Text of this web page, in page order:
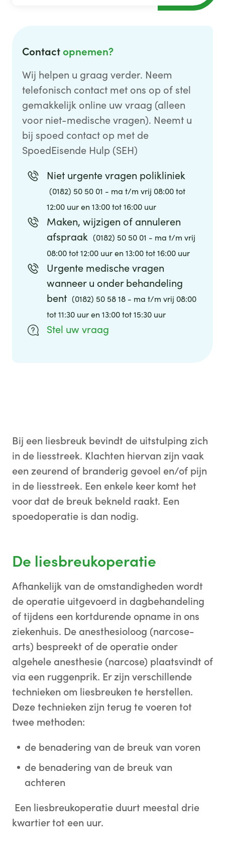
Contact opnemen?
Wij helpen u graag verder. Neem
telefonisch contact met ons op of stel
gemakkelijk online uw vraag (alleen
voor niet-medische vragen). Neemt u
bij spoed contact op met de
SpoedEisende Hulp (SEH)
Niet urgente vragen polikliniek
(0182) 50 50 01 - ma t/m vrij 08:00 tot
12:00 uur en 13:00 tot 16:00 uur
Maken, wijzigen of annuleren
afspraak (0182) 50 50 01 - ma t/m vrij
08:00 tot 12:00 uur en 13:00 tot 16:00 uur
Urgente medische vragen
wanneer u onder behandeling
bent (0182) 50 58 18 - ma t/m vrij 08:00
tot 11:30 uur en 13:00 tot 15:30 uur
Stel uw vraag
Bij een liesbreuk bevindt de uitstulping zich
in de liesstreek. Klachten hiervan zijn vaak
een zeurend of branderig gevoel en/of pijn
in de liesstreek. Een enkele keer komt het
voor dat de breuk bekneld raakt. Een
spoedoperatie is dan nodig.
De liesbreukoperatie
Afhankelijk van de omstandigheden wordt
de operatie uitgevoerd in dagbehandeling
of tijdens een kortdurende opname in ons
ziekenhuis. De anesthesioloog (narcose-
arts) bespreekt of de operatie onder
algehele anesthesie (narcose) plaatsvindt of
via een ruggenprik. Er zijn verschillende
technieken om liesbreuken te herstellen.
Deze technieken zijn terug te voeren tot
twee methoden:
de benadering van de breuk van voren
de benadering van de breuk van
achteren
Een liesbreukoperatie duurt meestal drie
kwartier tot een uur.